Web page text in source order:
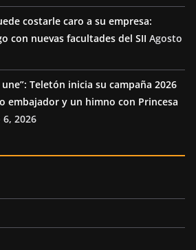
costarle caro a su empresa:
con nuevas facultades del SII Agosto
Teletón inicia su campaña 2026
embajador y un himno con Princesa
2026